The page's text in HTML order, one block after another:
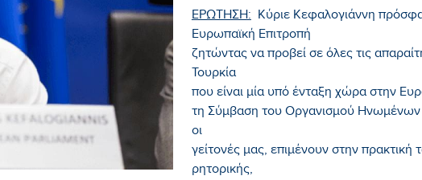
ΕΡΩΤΗΣΗ:Κύριε Κεφαλογιάννη
Ευρωπαϊκή Επιτροπή
ζητώντας να προβεί σε όλες τις
Τουρκία
που είναι μία υπό ένταξη χώρα στην
τη Σύμβαση του Οργανισμού
οι
γείτονές μας, επιμένουν στην
ρητορικής,